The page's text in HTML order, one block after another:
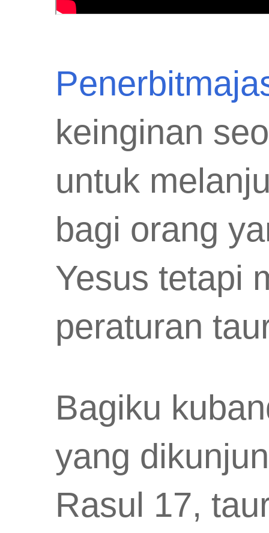
keinginan
untuk
bagi orang
Yesus tetapi
peraturan
Bagiku
yang
Rasul 17,